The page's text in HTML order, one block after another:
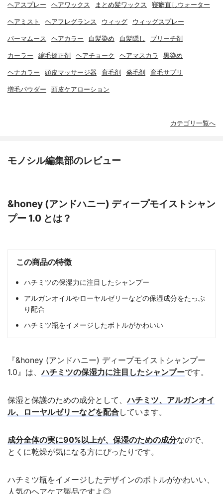
ヘアスプレー ヘアワックス まとめ髪ワックス 寝癖直しウォーター
ヘアミスト ヘアフレグランス ウィッグ ウィッグスプレー
パーマムース ヘアカラー 白髪染め 白髪隠し ブリーチ剤
カーラー 縮毛矯正剤 ヘアチョーク ヘアマスカラ 黒染め
ヘナカラー 頭皮マッサージ器 育毛剤 発毛剤 育毛サプリ
増毛パウダー 頭皮ケアローション
カテゴリ一覧へ
モノシル編集部のレビュー
&honey (アンドハニー) ディープモイストシャン
プー 1.0 とは？
この商品の特徴
ハチミツの保湿力に注目したシャンプー
アルガンオイルやローヤルゼリーなどの保湿成分をたっぷ
り配合
ハチミツ瓶をイメージしたボトルがかわいい
『&honey (アンドハニー) ディープモイストシャンプー
1.0』は、ハチミツの保湿力に注目したシャンプーです。
保湿と保護のための成分として、ハチミツ、アルガンオイ
ル、ローヤルゼリーなどを配合しています。
成分全体の実に90%以上が、保湿のための成分なので、
とくに乾燥が気になる方にぴったりです。
ハチミツ瓶をイメージしたデザインのボトルがかわいい、
人気のヘアケア製品ですよ◎